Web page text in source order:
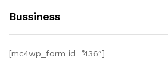
Bussiness
[mc4wp_form id=”436″]